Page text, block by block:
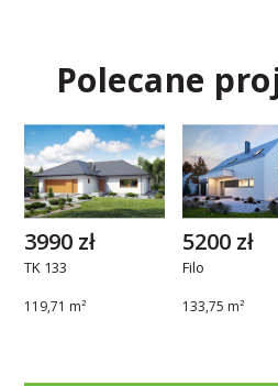
Polecane
TK 133
119,71 m²
3990 zł
Filo
133,75 m²
5200 zł